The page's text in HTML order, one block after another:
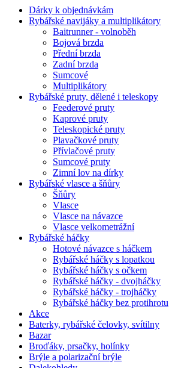
Dárky k objednávkám
Rybářské navijáky a multiplikátory
Baitrunner - volnoběh
Bojová brzda
Přední brzda
Zadní brzda
Sumcové
Multiplikátory
Rybářské pruty, dělené i teleskopy
Feederové pruty
Kaprové pruty
Teleskopické pruty
Plavačkové pruty
Přívlačové pruty
Sumcové pruty
Zimní lov na dírky
Rybářské vlasce a šňůry
Šňůry
Vlasce
Vlasce na návazce
Vlasce velkometrážní
Rybářské háčky
Hotové návazce s háčkem
Rybářské háčky s lopatkou
Rybářské háčky s očkem
Rybářské háčky - dvojháčky
Rybářské háčky - trojháčky
Rybářské háčky bez protihrotu
Akce
Baterky, rybářské čelovky, svítilny
Bazar
Broďáky, prsačky, holínky
Brýle a polarizační brýle